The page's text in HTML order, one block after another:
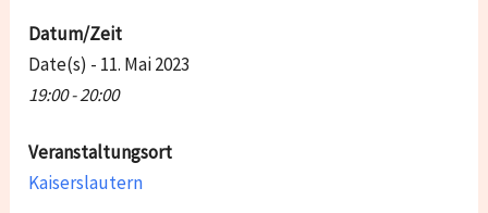
Datum/Zeit
Date(s) - 11. Mai 2023
19:00 - 20:00
Veranstaltungsort
Kaiserslautern